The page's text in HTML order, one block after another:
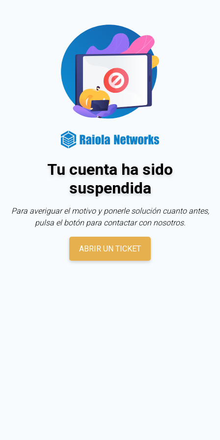
Tu cuenta ha sido
suspendida
Para averiguar el motivo y ponerle solución cuanto antes,
pulsa el botón para contactar con nosotros.
ABRIR UN TICKET